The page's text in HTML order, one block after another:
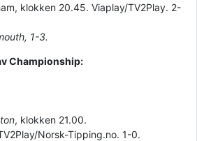
klokken 20.45. Viaplay/TV2Play. 2-
1-3.
Championship:
, klokken 21.00.
Norsk-Tipping.no. 1-0.